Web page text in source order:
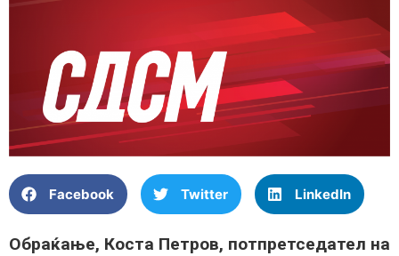
Facebook Twitter LinkedIn
Обраќање, Коста Петров, потпретседател на